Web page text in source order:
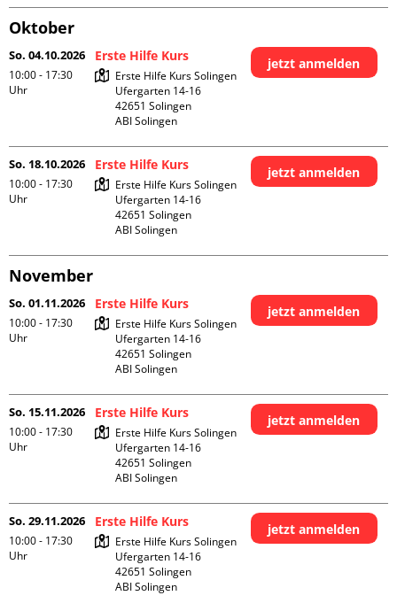
Oktober
So. 04.10.2026
10:00 - 17:30
Uhr
Erste Hilfe Kurs
Erste Hilfe Kurs Solingen
Ufergarten 14-16
42651 Solingen
ABI Solingen
jetzt anmelden
So. 18.10.2026
10:00 - 17:30
Uhr
Erste Hilfe Kurs
Erste Hilfe Kurs Solingen
Ufergarten 14-16
42651 Solingen
ABI Solingen
jetzt anmelden
November
So. 01.11.2026
10:00 - 17:30
Uhr
Erste Hilfe Kurs
Erste Hilfe Kurs Solingen
Ufergarten 14-16
42651 Solingen
ABI Solingen
jetzt anmelden
So. 15.11.2026
10:00 - 17:30
Uhr
Erste Hilfe Kurs
Erste Hilfe Kurs Solingen
Ufergarten 14-16
42651 Solingen
ABI Solingen
jetzt anmelden
So. 29.11.2026
10:00 - 17:30
Uhr
Erste Hilfe Kurs
Erste Hilfe Kurs Solingen
Ufergarten 14-16
42651 Solingen
ABI Solingen
jetzt anmelden